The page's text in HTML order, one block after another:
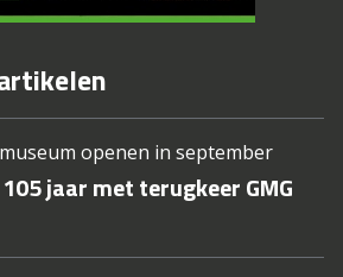
openen in september
jaar met terugkeer GMG